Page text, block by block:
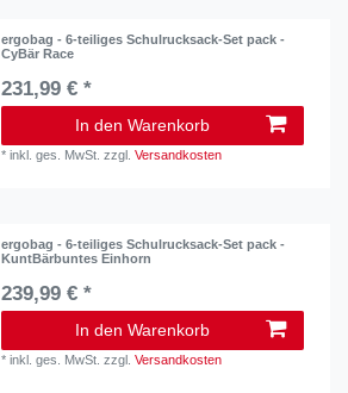
ergobag - 6-teiliges Schulrucksack-Set pack -
CyBär Race
231,99 € *
In den Warenkorb
*inkl. ges. MwSt. zzgl.Versandkosten
ergobag - 6-teiliges Schulrucksack-Set pack -
KuntBärbuntes Einhorn
239,99 € *
In den Warenkorb
*inkl. ges. MwSt. zzgl.Versandkosten